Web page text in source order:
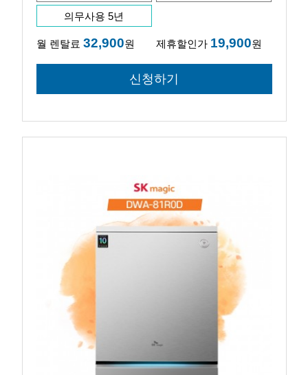
의무사용 5년
월 렌탈료 32,900원 제휴할인가 19,900원